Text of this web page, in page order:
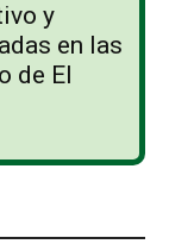
y
en las
de El